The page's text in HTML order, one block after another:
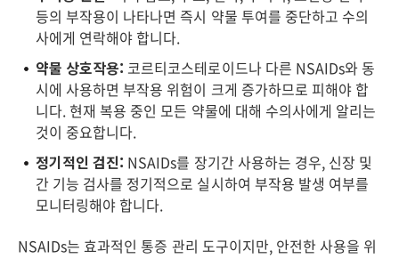
등의 부작용이 나타나면 즉시 약물 투여를 중단하고 수의
사에게 연락해야 합니다.
약물 상호작용: 코르티코스테로이드나 다른 NSAIDs와 동
시에 사용하면 부작용 위험이 크게 증가하므로 피해야 합
니다. 현재 복용 중인 모든 약물에 대해 수의사에게 알리는
것이 중요합니다.
정기적인 검진: NSAIDs를 장기간 사용하는 경우, 신장 및
간 기능 검사를 정기적으로 실시하여 부작용 발생 여부를
모니터링해야 합니다.
NSAIDs는 효과적인 통증 관리 도구이지만, 안전한 사용을 위